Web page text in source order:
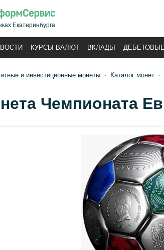
Екатеринбурга
КУРСЫ ВАЛЮТ ВКЛАДЫ
и инвестиционные монеты Каталог монет
Чемпионата